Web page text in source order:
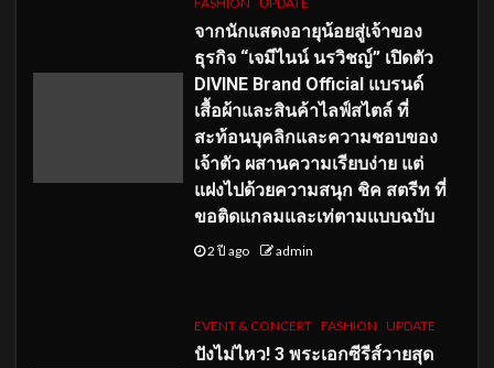
จากนักแสดงอายุน้อยสู่เจ้าของ
ธุรกิจ “เจมีไนน์ นรวิชญ์” เปิดตัว
DIVINE Brand Official แบรนด์
เสื้อผ้าและสินค้าไลฟ์สไตล์ ที่
สะท้อนบุคลิกและความชอบของ
เจ้าตัว ผสานความเรียบง่าย แต่
แฝงไปด้วยความสนุก ชิค สตรีท ที่
ขอติดแกลมและเท่ตามแบบฉบับ
2 ปี ago admin
EVENT & CONCERT FASHION UPDATE
ปังไม่ไหว! 3 พระเอกซีรีส์วายสุด